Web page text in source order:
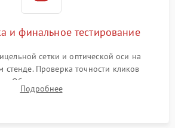
и финальное тестирование
сетки и оптической оси на
стенде. Проверка точности кликов
Обязательное испытание прицела на
проверки устойчивости к отдаче и
Подробнее